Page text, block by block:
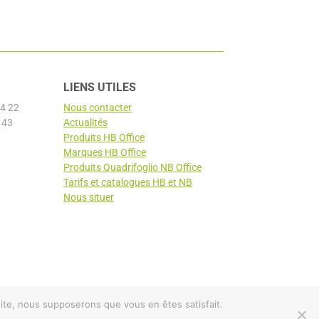
22
LIENS UTILES
Nous contacter
Actualités
Produits HB Office
Marques HB Office
Produits Quadrifoglio NB Office
Tarifs et catalogues HB et NB
Nous situer
nous supposerons que vous en êtes satisfait.